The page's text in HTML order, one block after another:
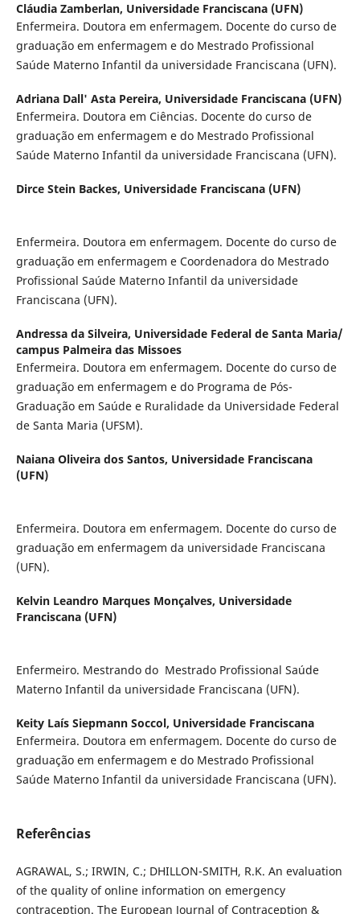
Cláudia Zamberlan, Universidade Franciscana (UFN)
Enfermeira. Doutora em enfermagem. Docente do curso de
graduação em enfermagem e do Mestrado Profissional
Saúde Materno Infantil da universidade Franciscana (UFN).
Adriana Dall' Asta Pereira, Universidade Franciscana (UFN)
Enfermeira. Doutora em Ciências. Docente do curso de
graduação em enfermagem e do Mestrado Profissional
Saúde Materno Infantil da universidade Franciscana (UFN).
Dirce Stein Backes, Universidade Franciscana (UFN)
Enfermeira. Doutora em enfermagem. Docente do curso de
graduação em enfermagem e Coordenadora do Mestrado
Profissional Saúde Materno Infantil da universidade
Franciscana (UFN).
Andressa da Silveira, Universidade Federal de Santa Maria/
campus Palmeira das Missoes
Enfermeira. Doutora em enfermagem. Docente do curso de
graduação em enfermagem e do Programa de Pós-
Graduação em Saúde e Ruralidade da Universidade Federal
de Santa Maria (UFSM).
Naiana Oliveira dos Santos, Universidade Franciscana
(UFN)
Enfermeira. Doutora em enfermagem. Docente do curso de
graduação em enfermagem da universidade Franciscana
(UFN).
Kelvin Leandro Marques Monçalves, Universidade
Franciscana (UFN)
Enfermeiro. Mestrando do Mestrado Profissional Saúde
Materno Infantil da universidade Franciscana (UFN).
Keity Laís Siepmann Soccol, Universidade Franciscana
Enfermeira. Doutora em enfermagem. Docente do curso de
graduação em enfermagem e do Mestrado Profissional
Saúde Materno Infantil da universidade Franciscana (UFN).
Referências
AGRAWAL, S.; IRWIN, C.; DHILLON-SMITH, R.K. An evaluation
of the quality of online information on emergency
contraception. The European Journal of Contraception &